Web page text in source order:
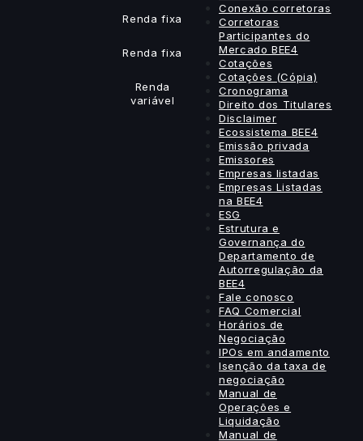
Renda fixa
Renda fixa
Renda
variável
Conexão corretoras
Corretoras
Participantes do
Mercado BEE4
Cotações
Cotações (Cópia)
Cronograma
Direito dos Titulares
Disclaimer
Ecossistema BEE4
Emissão privada
Emissores
Empresas listadas
Empresas Listadas
na BEE4
ESG
Estrutura e
Governança do
Departamento de
Autorregulação da
BEE4
Fale conosco
FAQ Comercial
Horários de
Negociação
IPOs em andamento
Isenção da taxa de
negociação
Manual de
Operações e
Liquidação
Manual de